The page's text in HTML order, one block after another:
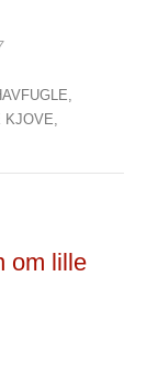
KJOVE,
om lille